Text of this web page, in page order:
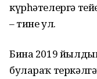
күрһәтелергә
– тине ул.
Бина 2019
булараҡ